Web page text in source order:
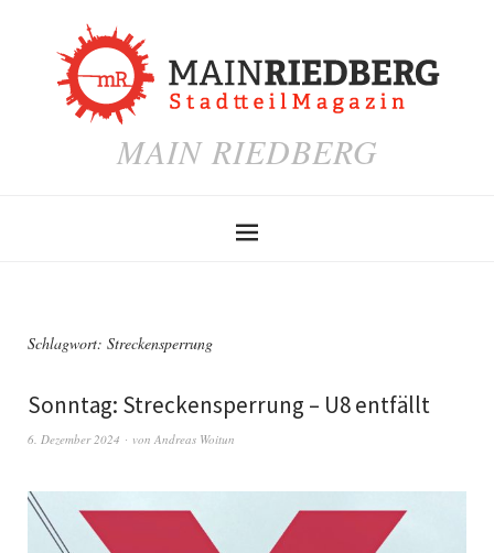
MAIN RIEDBERG
Schlagwort: Streckensperrung
Sonntag: Streckensperrung – U8 entfällt
6. Dezember 2024 von Andreas Woitun